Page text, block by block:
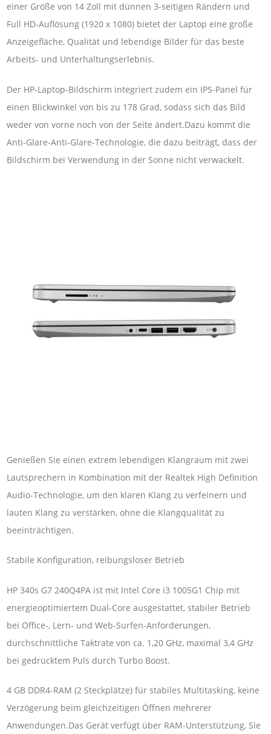
einer Größe von 14 Zoll mit dünnen 3-seitigen Rändern und
Full HD-Auflösung (1920 x 1080) bietet der Laptop eine große
Anzeigefläche, Qualität und lebendige Bilder für das beste
Arbeits- und Unterhaltungserlebnis.
Der HP-Laptop-Bildschirm integriert zudem ein IPS-Panel für
einen Blickwinkel von bis zu 178 Grad, sodass sich das Bild
weder von vorne noch von der Seite ändert.Dazu kommt die
Anti-Glare-Anti-Glare-Technologie, die dazu beiträgt, dass der
Bildschirm bei Verwendung in der Sonne nicht verwackelt.
Genießen Sie einen extrem lebendigen Klangraum mit zwei
Lautsprechern in Kombination mit der Realtek High Definition
Audio-Technologie, um den klaren Klang zu verfeinern und
lauten Klang zu verstärken, ohne die Klangqualität zu
beeinträchtigen.
Stabile Konfiguration, reibungsloser Betrieb
HP 340s G7 240Q4PA ist mit Intel Core i3 1005G1 Chip mit
energieoptimiertem Dual-Core ausgestattet, stabiler Betrieb
bei Office-, Lern- und Web-Surfen-Anforderungen,
durchschnittliche Taktrate von ca. 1,20 GHz, maximal 3,4 GHz
bei gedrücktem Puls durch Turbo Boost.
4 GB DDR4-RAM (2 Steckplätze) für stabiles Multitasking, keine
Verzögerung beim gleichzeitigen Öffnen mehrerer
Anwendungen.Das Gerät verfügt über RAM-Unterstützung, Sie